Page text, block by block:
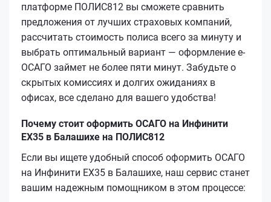
платформе ПОЛИС812 вы сможете сравнить
предложения от лучших страховых компаний,
рассчитать стоимость полиса всего за минуту и
выбрать оптимальный вариант — оформление е-
ОСАГО займет не более пяти минут. Забудьте о
скрытых комиссиях и долгих ожиданиях в
офисах, все сделано для вашего удобства!
Почему стоит оформить ОСАГО на Инфинити
EX35 в Балашихе на ПОЛИС812
Если вы ищете удобный способ оформить ОСАГО
на Инфинити EX35 в Балашихе, наш сервис станет
вашим надежным помощником в этом процессе: